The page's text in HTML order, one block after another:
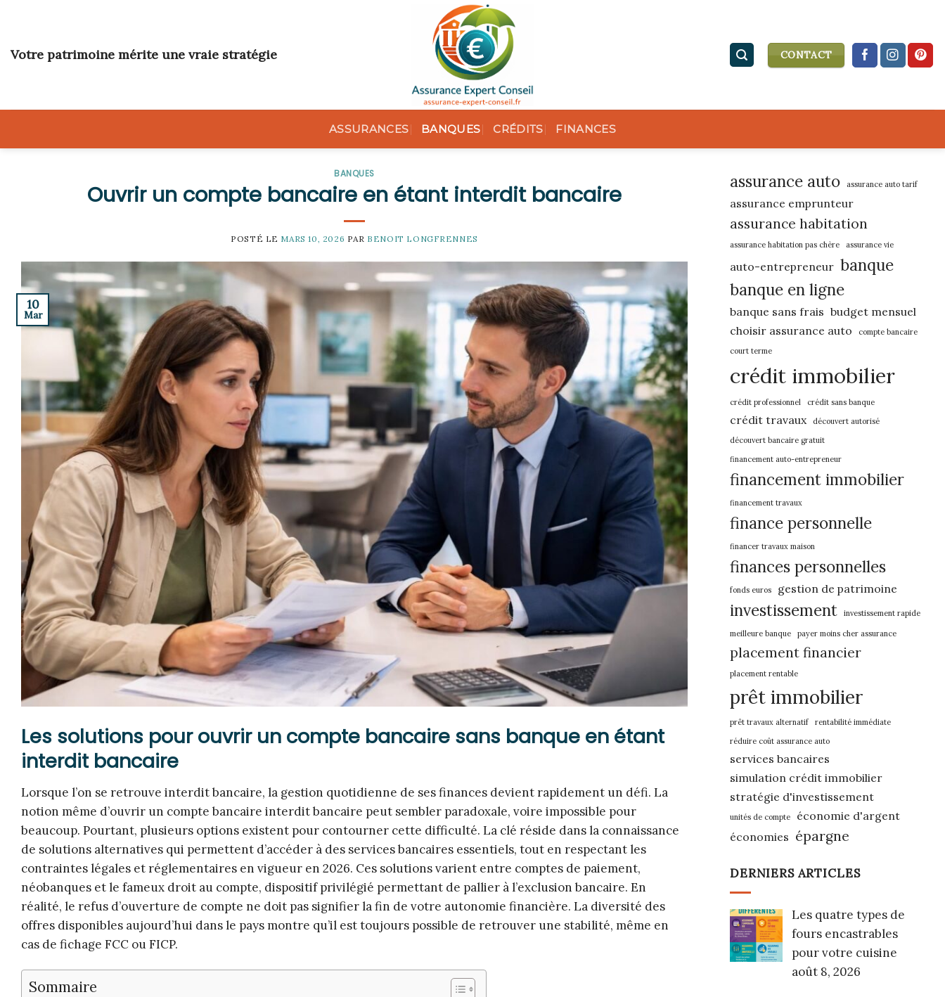
content
Votre patrimoine mérite une vraie stratégie CONTACT
ASSURANCES BANQUES CRÉDITS FINANCES
BANQUES
Ouvrir un compte bancaire en étant interdit bancaire
POSTÉ LE MARS 10, 2026 PAR BENOIT LONGFRENNES
10
Mar
Les solutions pour ouvrir un compte bancaire sans banque en étant
interdit bancaire
Lorsque l’on se retrouve interdit bancaire, la gestion quotidienne de ses finances devient rapidement un défi. La
notion même d’ouvrir un compte bancaire interdit bancaire peut sembler paradoxale, voire impossible pour
beaucoup. Pourtant, plusieurs options existent pour contourner cette difficulté. La clé réside dans la connaissance
de solutions alternatives qui permettent d’accéder à des services bancaires essentiels, tout en respectant les
contraintes légales et réglementaires en vigueur en 2026. Ces solutions varient entre comptes de paiement,
néobanques et le fameux droit au compte, dispositif privilégié permettant de pallier à l’exclusion bancaire. En
réalité, le refus d’ouverture de compte ne doit pas signifier la fin de votre autonomie financière. La diversité des
offres disponibles aujourd’hui dans le pays montre qu’il est toujours possible de retrouver une stabilité, même en
cas de fichage FCC ou FICP.
Sommaire
assurance auto assurance auto tarif
assurance emprunteur
assurance habitation
assurance habitation pas chère assurance vie
auto-entrepreneur banque
banque en ligne
banque sans frais budget mensuel
choisir assurance auto
compte bancaire
court terme
crédit immobilier
crédit professionnel crédit sans banque
crédit travaux
découvert autorisé
découvert bancaire gratuit
financement auto-entrepreneur
financement immobilier
financement travaux
finance personnelle
financer travaux maison
finances personnelles
fonds euros gestion de patrimoine
investissement investissement rapide
meilleure banque payer moins cher assurance
placement financier
placement rentable
prêt immobilier
prêt travaux alternatif
rentabilité immédiate
réduire coût assurance auto
services bancaires
simulation crédit immobilier
stratégie d'investissement
unités de compte
économie d'argent
économies épargne
DERNIERS ARTICLES
Les quatre types de
fours encastrables
pour votre cuisine
août 8, 2026